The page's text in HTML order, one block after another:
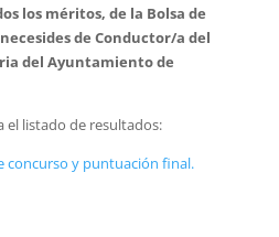
los méritos, de la Bolsa de
de Conductor/a del
del Ayuntamiento de
el listado de resultados:
concurso y puntuación final.